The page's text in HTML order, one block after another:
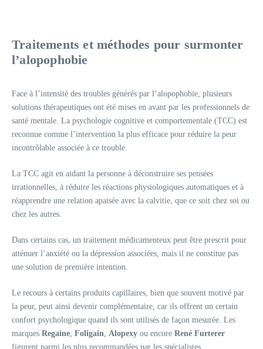
Traitements et méthodes pour surmonter
l’alopophobie
Face à l’intensité des troubles générés par l’alopophobie, plusieurs
solutions thérapeutiques ont été mises en avant par les professionnels de
santé mentale. La psychologie cognitive et comportementale (TCC) est
reconnue comme l’intervention la plus efficace pour réduire la peur
incontrôlable associée à ce trouble.
La TCC agit en aidant la personne à déconstruire ses pensées
irrationnelles, à réduire les réactions physiologiques automatiques et à
réapprendre une relation apaisée avec la calvitie, que ce soit chez soi ou
chez les autres.
Dans certains cas, un traitement médicamenteux peut être prescrit pour
atténuer l’anxiété ou la dépression associées, mais il ne constitue pas
une solution de première intention.
Le recours à certains produits capillaires, bien que souvent motivé par
la peur, peut ainsi devenir complémentaire, car ils offrent un certain
confort psychologique quand ils sont utilisés de façon mesurée. Les
marques Regaine Foligain Alopexy ou encore René Furterer
figurent parmi les plus recommandées par les spécialistes.